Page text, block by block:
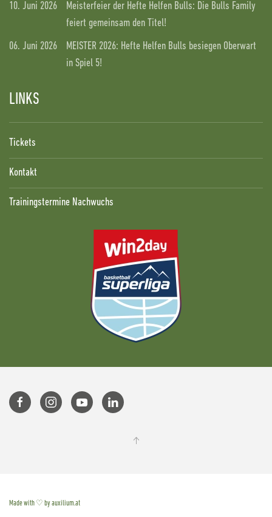
10. Juni 2026
Meisterfeier der Hefte Helfen Bulls: Die Bulls Family
feiert gemeinsam den Titel!
06. Juni 2026
MEISTER 2026: Hefte Helfen Bulls besiegen Oberwart
in Spiel 5!
LINKS
Tickets
Kontakt
Trainingstermine Nachwuchs
Made with ♡ by auxilium.at